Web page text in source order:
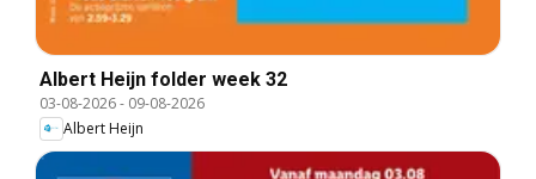
Albert Heijn folder week 32
03-08-2026- 09-08-2026
Albert Heijn